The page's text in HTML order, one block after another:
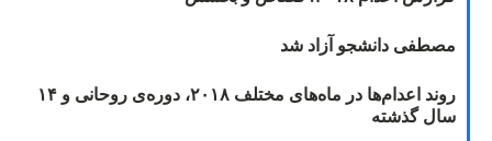
دانشجو آزاد شد
روند اعدام‌ها در ماه‌های مختلف ۲۰۱۸، دوره‌ی روحانی و ۱۴
گذشته